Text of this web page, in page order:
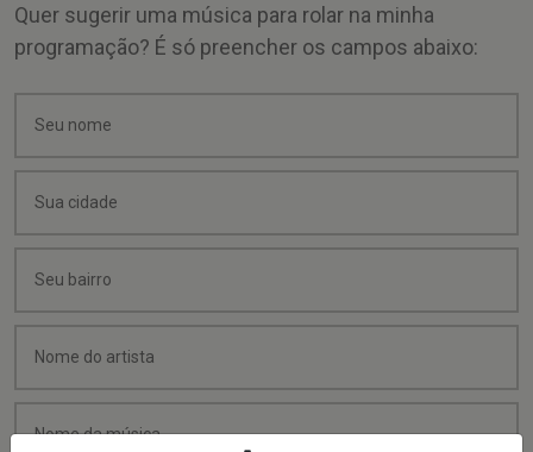
Quer sugerir uma música para rolar na minha
programação? É só preencher os campos abaixo: